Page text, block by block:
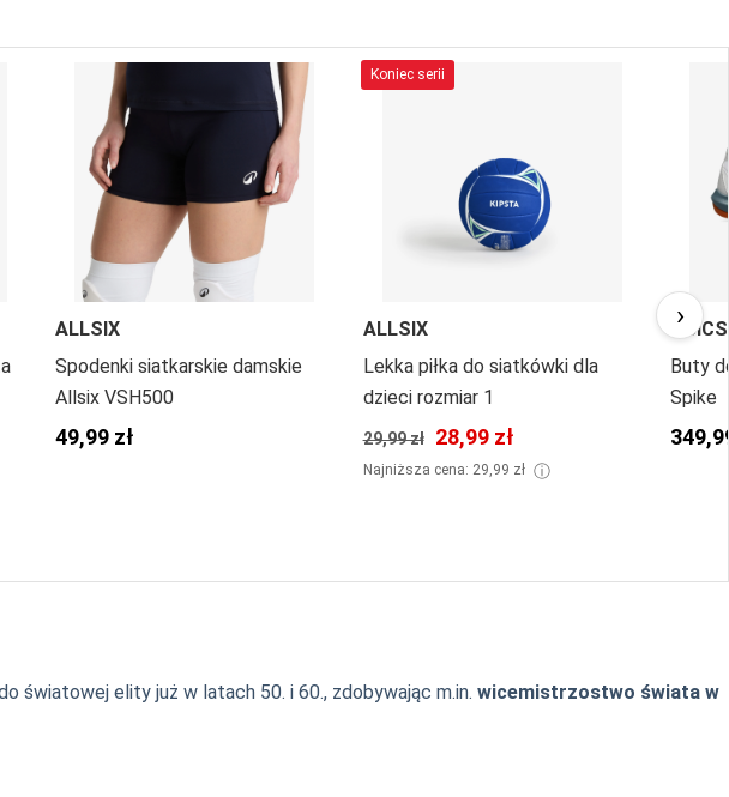
ALLSIX
Spodenki siatkarskie damskie
Allsix VSH500
49,99 zł
Koniec serii
ALLSIX
Lekka piłka do siatkówki dla
dzieci rozmiar 1
29,99 zł 28,99 zł
Najniższa cena: 29,99 zł ⓘ
ASICS
Buty
Spike
›
światowej elity już w latach 50. i 60., zdobywając m.in. wicemistrzostwo świata w